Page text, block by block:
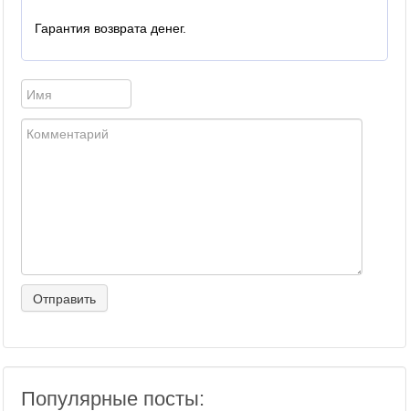
Гарантия возврата денег.
Популярные посты: